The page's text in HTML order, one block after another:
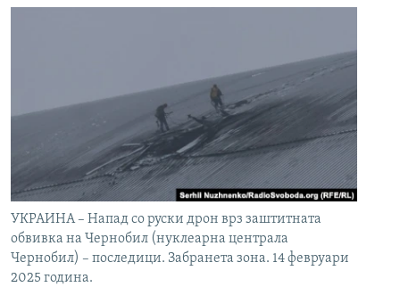
УКРАИНА – Напад со руски дрон врз заштитната
обвивка на Чернобил (нуклеарна централа
Чернобил) – последици. Забранета зона. 14 февруари
2025 година.